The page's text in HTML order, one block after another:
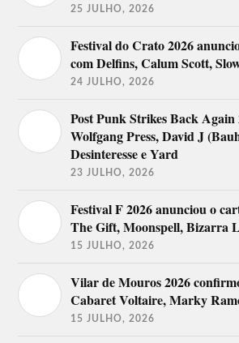
25 JULHO, 2026
Festival do Crato 2026
com Delfins, Calum Scott,
24 JULHO, 2026
Post Punk Strikes Back
Wolfgang Press, David J
Desinteresse e Yard
23 JULHO, 2026
Festival F 2026 anunciou o
The Gift, Moonspell, Bizarra
15 JULHO, 2026
Vilar de Mouros 2026
Cabaret Voltaire, Marky
15 JULHO, 2026